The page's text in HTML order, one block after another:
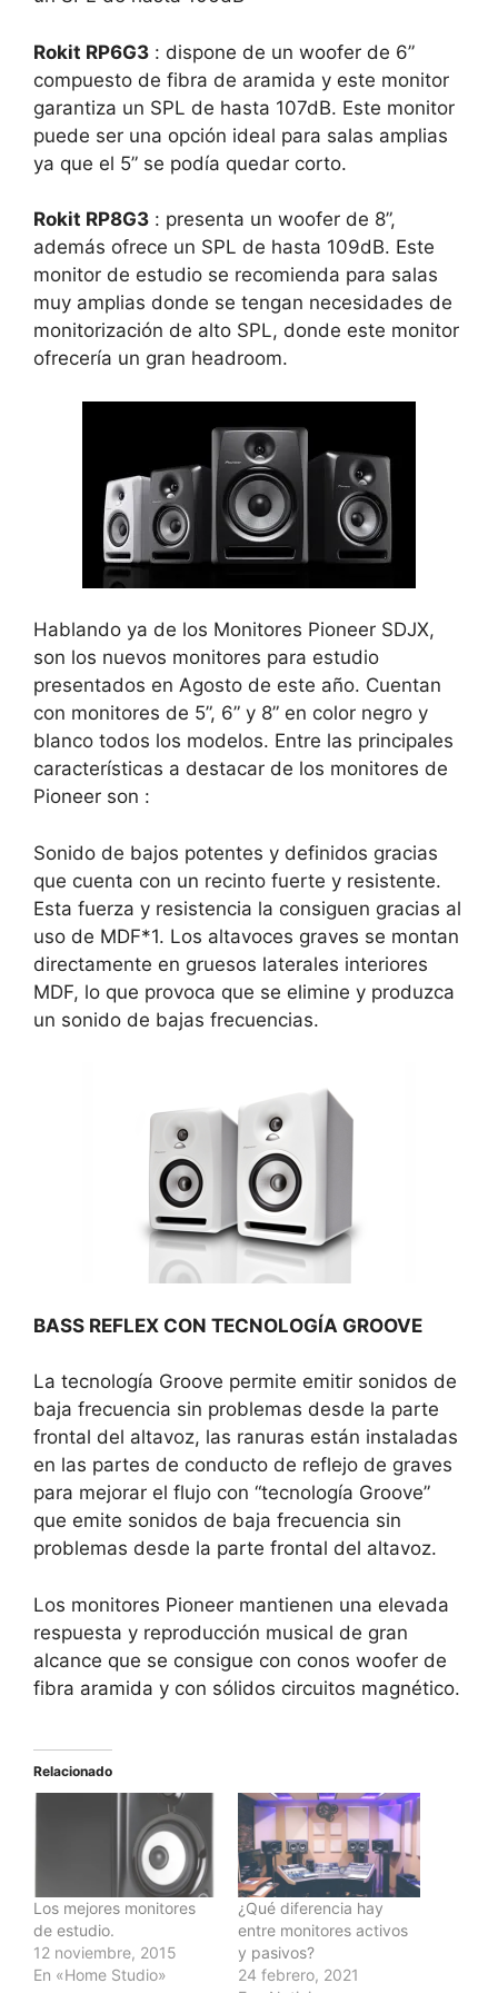
Rokit RP6G3 : dispone de un woofer de 6”
compuesto de fibra de aramida y este monitor
garantiza un SPL de hasta 107dB. Este monitor
puede ser una opción ideal para salas amplias
ya que el 5” se podía quedar corto.
Rokit RP8G3 : presenta un woofer de 8”,
además ofrece un SPL de hasta 109dB. Este
monitor de estudio se recomienda para salas
muy amplias donde se tengan necesidades de
monitorización de alto SPL, donde este monitor
ofrecería un gran headroom.
Hablando ya de los Monitores Pioneer SDJX,
son los nuevos monitores para estudio
presentados en Agosto de este año. Cuentan
con monitores de 5”, 6” y 8” en color negro y
blanco todos los modelos. Entre las principales
características a destacar de los monitores de
Pioneer son :
Sonido de bajos potentes y definidos gracias
que cuenta con un recinto fuerte y resistente.
Esta fuerza y resistencia la consiguen gracias al
uso de MDF*1. Los altavoces graves se montan
directamente en gruesos laterales interiores
MDF, lo que provoca que se elimine y produzca
un sonido de bajas frecuencias.
BASS REFLEX CON TECNOLOGÍA GROOVE
La tecnología Groove permite emitir sonidos de
baja frecuencia sin problemas desde la parte
frontal del altavoz, las ranuras están instaladas
en las partes de conducto de reflejo de graves
para mejorar el flujo con “tecnología Groove”
que emite sonidos de baja frecuencia sin
problemas desde la parte frontal del altavoz.
Los monitores Pioneer mantienen una elevada
respuesta y reproducción musical de gran
alcance que se consigue con conos woofer de
fibra aramida y con sólidos circuitos magnético.
Relacionado
Los mejores monitores
de estudio.
12 noviembre, 2015
En «Home Studio»
¿Qué diferencia hay
entre monitores activos
y pasivos?
24 febrero, 2021